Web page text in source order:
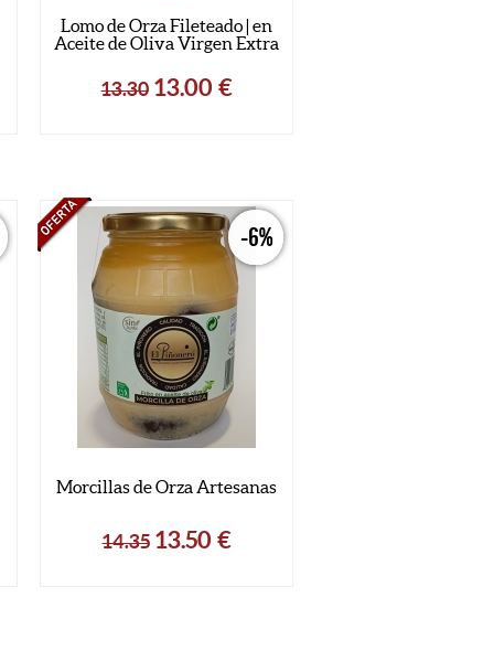
Lomo de Orza Fileteado | en
Aceite de Oliva Virgen Extra
13.30 13.00 €
-6%
Morcillas de Orza Artesanas
14.35 13.50 €